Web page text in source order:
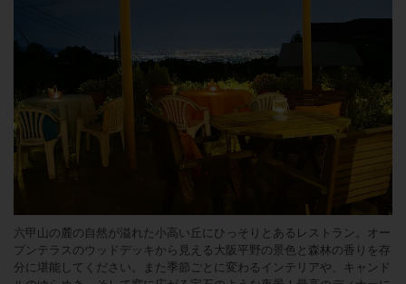
六甲山の麓の自然が溢れた小高い丘にひっそりとあるレストラン。オー
プンテラスのウッドデッキから見える大阪平野の景色と森林の香りを存
分に堪能してください。また季節ごとに変わるインテリアや、キャンド